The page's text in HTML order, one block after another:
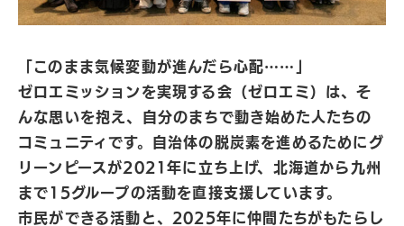
「このまま気候変動が進んだら心配……」
ゼロエミッションを実現する会（ゼロエミ）は、そ
んな思いを抱え、自分のまちで動き始めた人たちの
コミュニティです。自治体の脱炭素を進めるためにグ
リーンピースが2021年に立ち上げ、北海道から九州
まで15グループの活動を直接支援しています。
市民ができる活動と、2025年に仲間たちがもたらし